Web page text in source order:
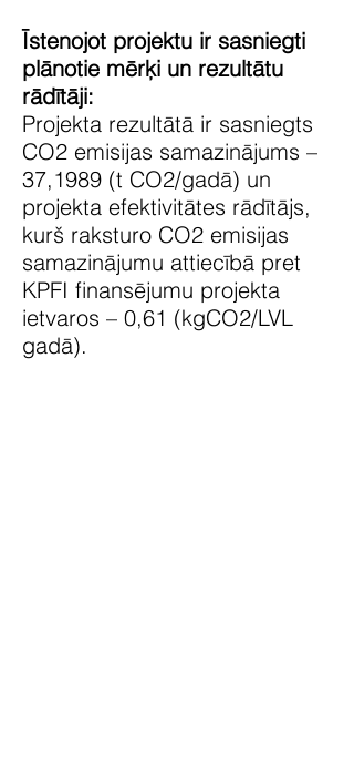
Īstenojot projektu ir sasniegti
plānotie mērķi un rezultātu
rādītāji:
Projekta rezultātā ir sasniegts
CO2 emisijas samazinājums –
37,1989 (t CO2/gadā) un
projekta efektivitātes rādītājs,
kurš raksturo CO2 emisijas
samazinājumu attiecībā pret
KPFI finansējumu projekta
ietvaros – 0,61 (kgCO2/LVL
gadā).